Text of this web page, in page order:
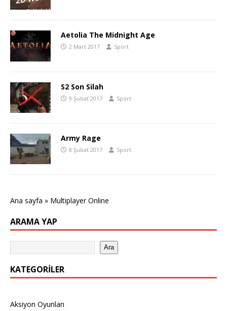
Aetolia The Midnight Age
2 Mart 2017 Sport
S2 Son Silah
9 Şubat 2017 Sport
Army Rage
8 Şubat 2017 Sport
Ana sayfa » Multiplayer Online
ARAMA YAP
Ara
KATEGORILER
Aksiyon Oyunları